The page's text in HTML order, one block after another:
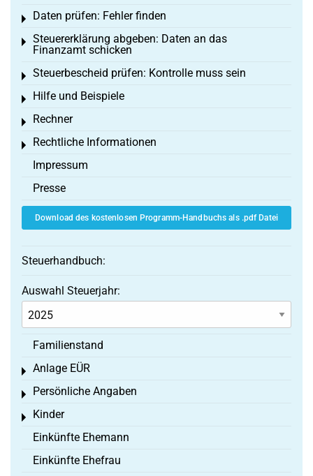
Daten prüfen: Fehler finden
Toggle menu
Steuererklärung abgeben: Daten an das
Finanzamt schicken
Toggle menu
Steuerbescheid prüfen: Kontrolle muss sein
Toggle menu
Hilfe und Beispiele
Toggle menu
Rechner
Toggle menu
Rechtliche Informationen
Toggle menu
Impressum
Presse
Download des kostenlosen Programm-Handbuchs als .pdf Datei
Steuerhandbuch:
Auswahl Steuerjahr:
Familienstand
Anlage EÜR
Toggle menu
Persönliche Angaben
Toggle menu
Kinder
Toggle menu
Einkünfte Ehemann
Einkünfte Ehefrau